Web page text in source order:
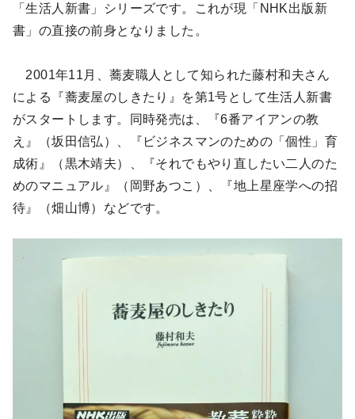
「生活人新書」シリーズです。これが現「NHK出版新
書」の直接の前身となりました。
2001年11月、蕎麦職人として知られた藤村和夫さん
による『蕎麦屋のしきたり』を第1号として生活人新書
がスタートします。同時発売は、『6番アイアンの教
え』（坂田信弘）、『ビジネスマンのための「個性」育
成術』（黒木靖夫）、『それでもやり直したい二人のた
めのマニュアル』（岡野あつこ）、『地上星座学への招
待』（畑山博）などです。